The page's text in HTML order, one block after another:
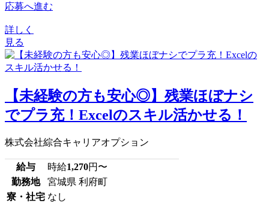
応募へ進む
詳しく
見る
【未経験の方も安心◎】残業ほぼナシ
でプラ充！Excelのスキル活かせる！
株式会社綜合キャリアオプション
給与 時給1,270円〜
勤務地
宮城県 利府町
寮・社宅 なし